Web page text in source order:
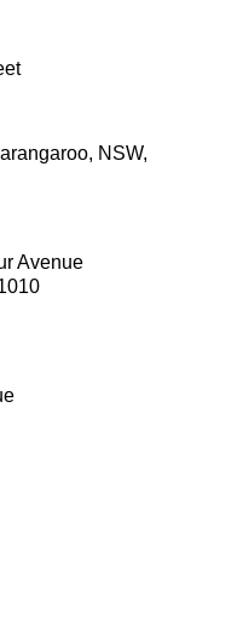
NSW,
Avenue